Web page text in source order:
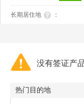
长期居住地 ：
没有签证产
热门目的地